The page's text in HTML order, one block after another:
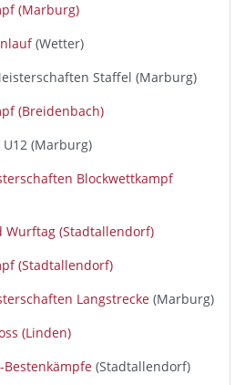
(Marburg)
(Wetter)
Staffel (Marburg)
(Breidenbach)
(Marburg)
Blockwettkampf
Wurftag (Stadtallendorf)
(Stadtallendorf)
Langstrecke (Marburg)
(Linden)
Bestenkämpfe (Stadtallendorf)